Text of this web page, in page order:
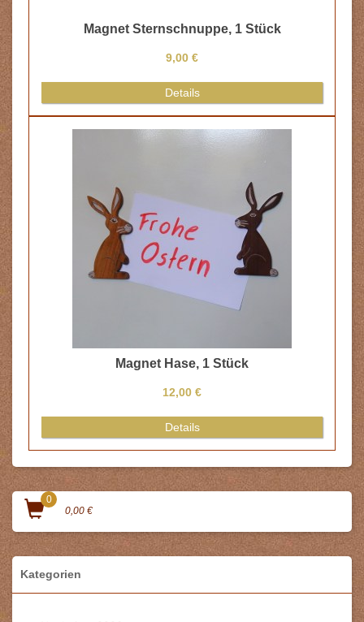
Magnet Sternschnuppe, 1 Stück
9,00 €
Details
Magnet Hase, 1 Stück
12,00 €
Details
0
0,00 €
Kategorien